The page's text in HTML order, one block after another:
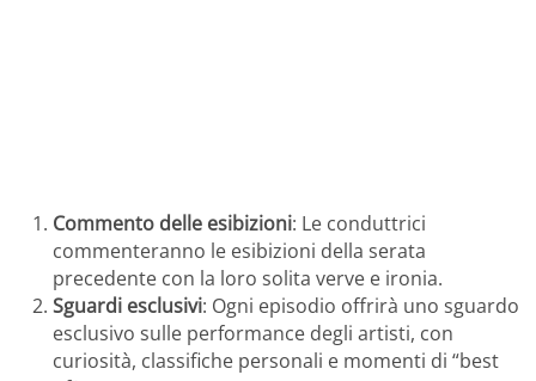
Commento delle esibizioni: Le conduttrici
commenteranno le esibizioni della serata
precedente con la loro solita verve e ironia.
Sguardi esclusivi: Ogni episodio offrirà uno sguardo
esclusivo sulle performance degli artisti, con
curiosità, classifiche personali e momenti di “best